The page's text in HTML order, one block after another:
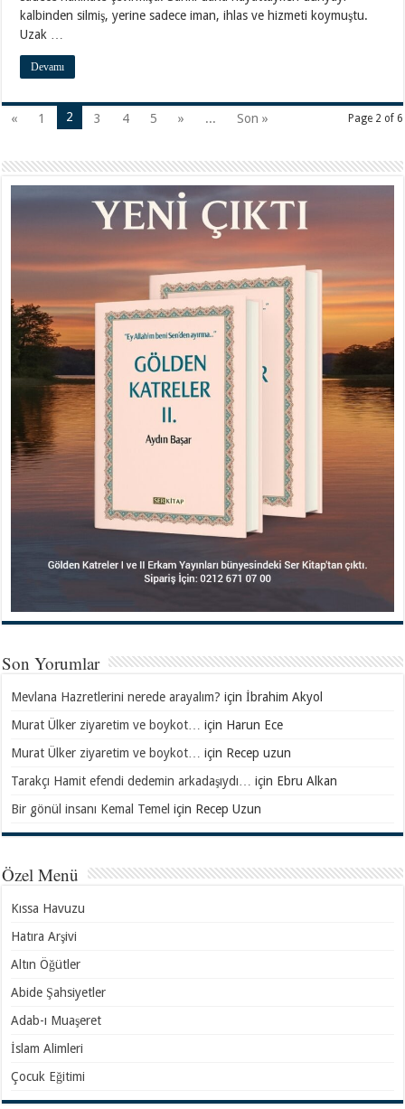
kalbinden silmiş, yerine sadece iman, ihlas ve hizmeti koymuştu.
Uzak …
Devamı
Page 2 of 6
« 1 2 3 4 5 » ... Son »
Son Yorumlar
Mevlana Hazretlerini nerede arayalım? içinİbrahim Akyol
Murat Ülker ziyaretim ve boykot…
için Harun Ece
Murat Ülker ziyaretim ve boykot…
için Recep uzun
Tarakçı Hamit efendi dedemin arkadaşıydı…
için Ebru Alkan
Bir gönül insanı Kemal Temel için Recep Uzun
Özel Menü
Kıssa Havuzu
Hatıra Arşivi
Altın Öğütler
Abide Şahsiyetler
Adab-ı Muaşeret
İslam Alimleri
Çocuk Eğitimi